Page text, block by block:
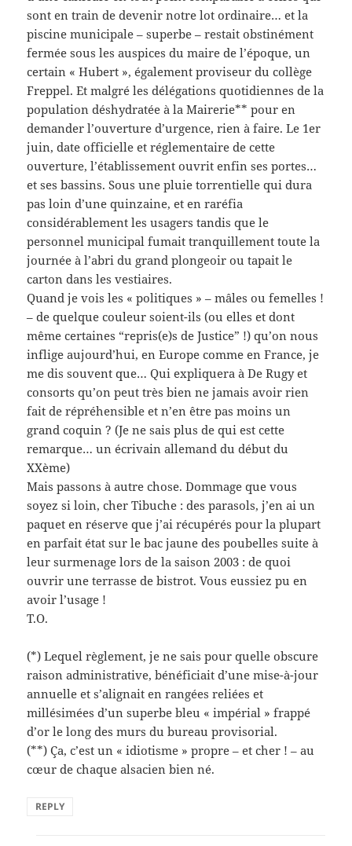
sont en train de devenir notre lot ordinaire… et la
piscine municipale – superbe – restait obstinément
fermée sous les auspices du maire de l’époque, un
certain « Hubert », également proviseur du collège
Freppel. Et malgré les délégations quotidiennes de la
population déshydratée à la Mairerie** pour en
demander l’ouverture d’urgence, rien à faire. Le 1er
juin, date officielle et réglementaire de cette
ouverture, l’établissement ouvrit enfin ses portes…
et ses bassins. Sous une pluie torrentielle qui dura
pas loin d’une quinzaine, et en raréfia
considérablement les usagers tandis que le
personnel municipal fumait tranquillement toute la
journée à l’abri du grand plongeoir ou tapait le
carton dans les vestiaires.
Quand je vois les « politiques » – mâles ou femelles !
– de quelque couleur soient-ils (ou elles et dont
même certaines “repris(e)s de Justice” !) qu’on nous
inflige aujourd’hui, en Europe comme en France, je
me dis souvent que… Qui expliquera à De Rugy et
consorts qu’on peut très bien ne jamais avoir rien
fait de répréhensible et n’en être pas moins un
grand coquin ? (Je ne sais plus de qui est cette
remarque… un écrivain allemand du début du
XXème)
Mais passons à autre chose. Dommage que vous
soyez si loin, cher Tibuche : des parasols, j’en ai un
paquet en réserve que j’ai récupérés pour la plupart
en parfait état sur le bac jaune des poubelles suite à
leur surmenage lors de la saison 2003 : de quoi
ouvrir une terrasse de bistrot. Vous eussiez pu en
avoir l’usage !
T.O.
(*) Lequel règlement, je ne sais pour quelle obscure
raison administrative, bénéficiait d’une mise-à-jour
annuelle et s’alignait en rangées reliées et
millésimées d’un superbe bleu « impérial » frappé
d’or le long des murs du bureau provisorial.
(**) Ça, c’est un « idiotisme » propre – et cher ! – au
cœur de chaque alsacien bien né.
REPLY